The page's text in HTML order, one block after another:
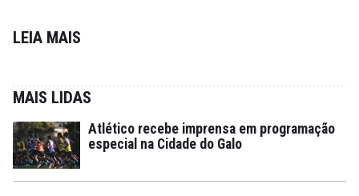
LEIA MAIS
MAIS LIDAS
Atlético recebe imprensa em programação
especial na Cidade do Galo